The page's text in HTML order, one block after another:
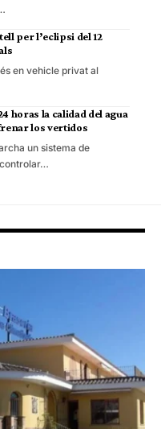
per l’eclipsi del 12
en vehicle privat al
horas la calidad del agua
los vertidos
un sistema de